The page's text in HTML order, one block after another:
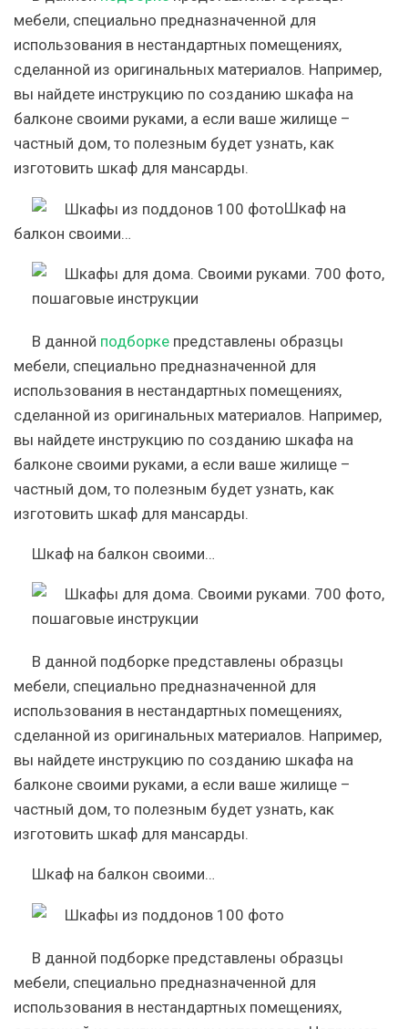
мебели, специально предназначенной для
использования в нестандартных помещениях,
сделанной из оригинальных материалов. Например,
вы найдете инструкцию по созданию шкафа на
балконе своими руками, а если ваше жилище –
частный дом, то полезным будет узнать, как
изготовить шкаф для мансарды.
Шкаф на
балкон своими…
В данной подборке представлены образцы
мебели, специально предназначенной для
использования в нестандартных помещениях,
сделанной из оригинальных материалов. Например,
вы найдете инструкцию по созданию шкафа на
балконе своими руками, а если ваше жилище –
частный дом, то полезным будет узнать, как
изготовить шкаф для мансарды.
Шкаф на балкон своими…
В данной подборке представлены образцы
мебели, специально предназначенной для
использования в нестандартных помещениях,
сделанной из оригинальных материалов. Например,
вы найдете инструкцию по созданию шкафа на
балконе своими руками, а если ваше жилище –
частный дом, то полезным будет узнать, как
изготовить шкаф для мансарды.
Шкаф на балкон своими…
В данной подборке представлены образцы
мебели, специально предназначенной для
использования в нестандартных помещениях,